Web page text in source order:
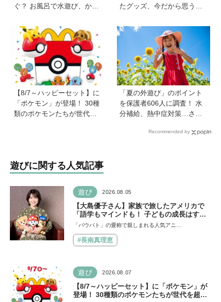
ぐ？ お風呂で水遊び、かき
に聞いたアイデアを紹介！
【HugKum総研】
たグッズ、今だから思う
ピソードを紹介《HugKum
総研》
【8/7～ハッピーセット】に
「ポケモン」が登場！ 30種
類のポケモンたちが世代を
「夏の外遊び」のポイント
を保護者606人に調査！ 水
分補給、熱中症対策…さら
イデア」も【HugKum総
Recommended by
遊びに関する人気記事
遊び 2026.08.05
【大島優子さん】家族で旅したアメリカで
「語学もマインドも！ 子どもの成長はすご
かった」声優をつとめた映画『パウ・パトロ
なければ何でもできると子どもに知ってほし
い
「パウパト」の愛称で親しまれる人気アニ…
#長南真理恵
遊び 2026.08.07
【8/7～ハッピーセット】に「ポケモン」が
登場！ 30種類のポケモンたちが世代を超え